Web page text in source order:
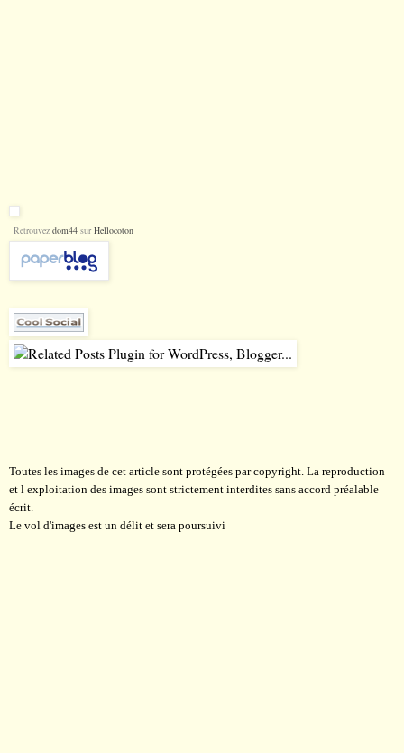
Retrouvez dom44 sur Hellocoton
Toutes les images de cet article sont protégées par copyright. La reproduction
et l exploitation des images sont strictement interdites sans accord préalable
écrit
Le vol d'images est un délit et sera poursuivi